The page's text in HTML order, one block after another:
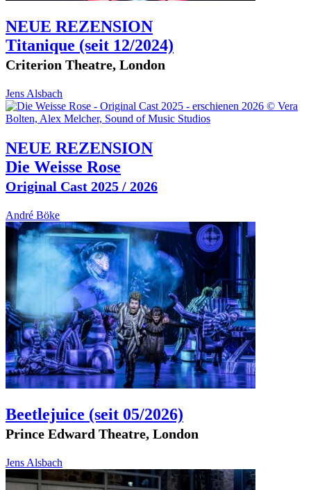
NEUE REZENSION
Titanique (seit 12/2024)
Criterion Theatre, London
Jens Alsbach
NEUE REZENSION
Die Weisse Rose
Original Cast 2025 / 2026
André Böke
Beetlejuice (seit 05/2026)
Prince Edward Theatre, London
Jens Alsbach